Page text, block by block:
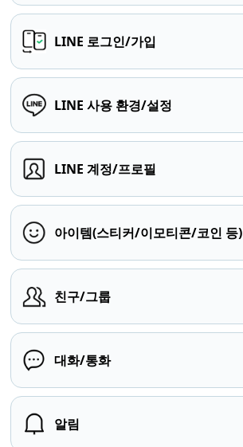
LINE 로그인/가입
LINE 사용 환경/설정
LINE 계정/프로필
아이템(스티커/이모티콘/코인 등)
친구/그룹
대화/통화
알림